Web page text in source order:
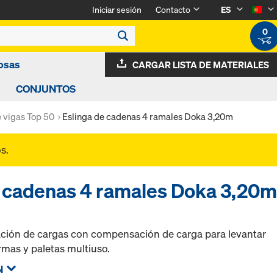
Iniciar sesión Contacto
ES
0
CONJUNTOS
CARGAR LISTA DE MATERIALES
vigas Top 50 Eslinga de cadenas 4 ramales Doka 3,20m
4 ramales Doka 3,20m
de cargas con compensación de carga para levantar
y paletas multiuso.